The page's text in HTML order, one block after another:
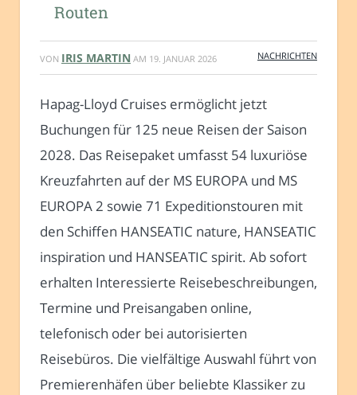
Routen
VON IRIS MARTIN AM 19. JANUAR 2026 NACHRICHTEN
Hapag-Lloyd Cruises ermöglicht jetzt
Buchungen für 125 neue Reisen der Saison
2028. Das Reisepaket umfasst 54 luxuriöse
Kreuzfahrten auf der MS EUROPA und MS
EUROPA 2 sowie 71 Expeditionstouren mit
den Schiffen HANSEATIC nature, HANSEATIC
inspiration und HANSEATIC spirit. Ab sofort
erhalten Interessierte Reisebeschreibungen,
Termine und Preisangaben online,
telefonisch oder bei autorisierten
Reisebüros. Die vielfältige Auswahl führt von
Premierenhäfen über beliebte Klassiker zu